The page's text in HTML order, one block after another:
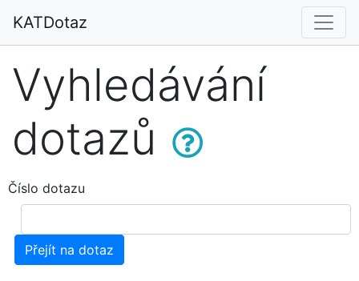
KATDotaz
Vyhledávání
dotazů
Číslo dotazu
Přejít na dotaz